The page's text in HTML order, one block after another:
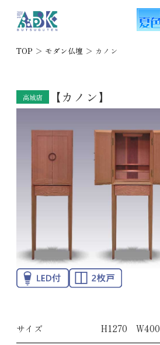
TOP ＞ モダン仏壇 ＞ カノン
高城店 【カノン】
サイズ H1270